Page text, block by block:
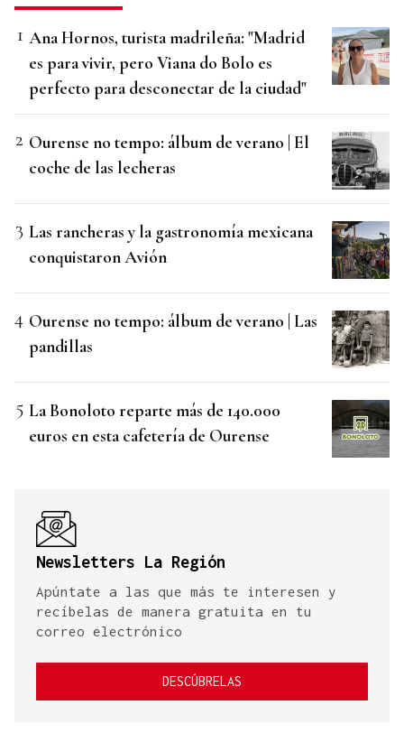
Ana Hornos, turista madrileña: "Madrid
es para vivir, pero Viana do Bolo es
perfecto para desconectar de la ciudad"
Ourense no tempo: álbum de verano | El
coche de las lecheras
Las rancheras y la gastronomía mexicana
conquistaron Avión
Ourense no tempo: álbum de verano | Las
pandillas
La Bonoloto reparte más de 140.000
euros en esta cafetería de Ourense
Newsletters La Región
Apúntate a las que más te interesen y
recíbelas de manera gratuita en tu
correo electrónico
DESCÚBRELAS